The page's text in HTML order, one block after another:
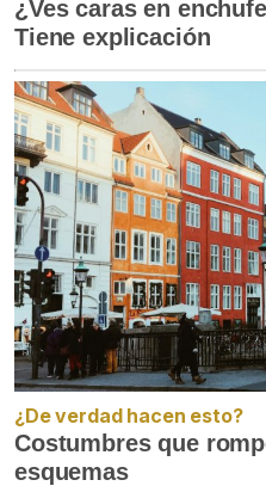
¿Ves caras en
Tiene explicación
¿De verdad hacen esto?
Costumbres que
esquemas